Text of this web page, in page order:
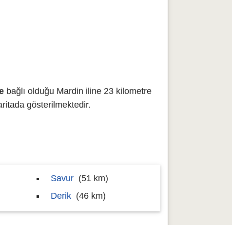
bağlı olduğu Mardin iline 23 kilometre
gösterilmektedir.
Savur (51 km)
Derik (46 km)